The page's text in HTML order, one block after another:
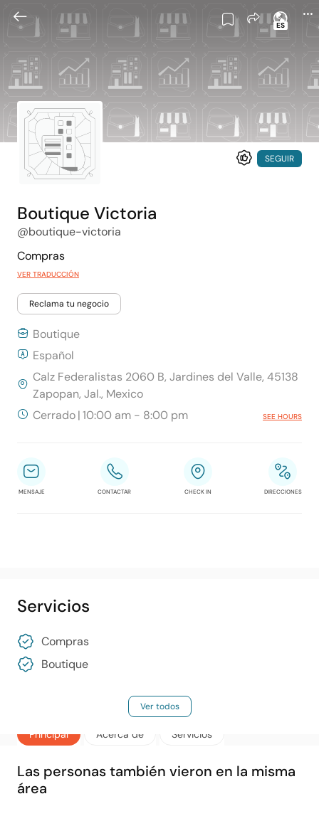
ES
SEGUIR
Boutique Victoria
@boutique-victoria
Compras
VER TRADUCCIÓN
Reclama tu negocio
Boutique
Español
Calz Federalistas 2060 B, Jardines del Valle, 45138
Zapopan, Jal., Mexico
Cerrado|10:00 am - 8:00 pm SEE HOURS
MENSAJE CONTACTAR CHECK IN DIRECCIONES
Principal Acerca de Servicios
Servicios
Compras
Boutique
Ver todos
Las personas también vieron en la misma
área